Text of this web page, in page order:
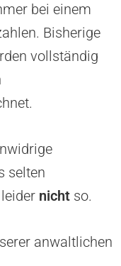
bei einem
Bisherige
vollständig
selten
nicht so.
anwaltlichen